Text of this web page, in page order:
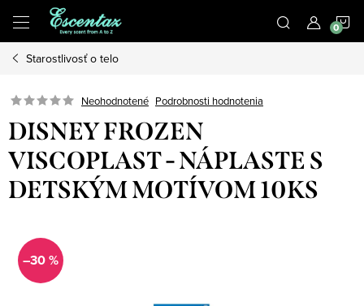
obsah
Starostlivosť o telo
Neohodnotené Podrobnosti hodnotenia
DISNEY FROZEN
VISCOPLAST - NÁPLASTE S
DETSKÝM MOTÍVOM 10KS
–30 %